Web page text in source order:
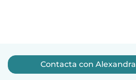
Contacta con Alexandra